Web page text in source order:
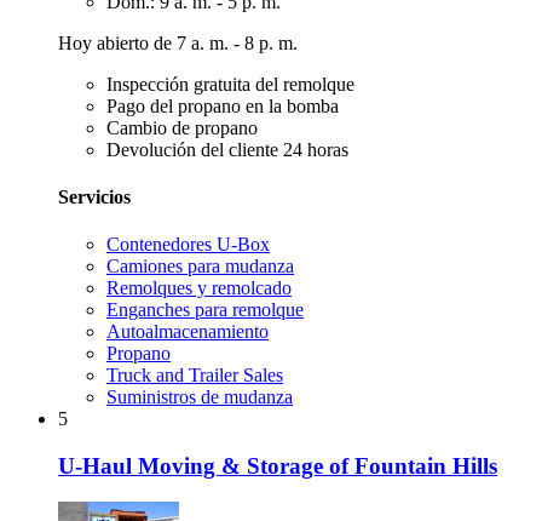
Hoy abierto de 7 a. m. - 8 p. m.
Inspección gratuita del remolque
Pago del propano en la bomba
Cambio de propano
Devolución del cliente 24 horas
Servicios
Contenedores U-Box
Camiones para mudanza
Remolques y remolcado
Enganches para remolque
Autoalmacenamiento
Propano
Truck and Trailer Sales
Suministros de mudanza
5
U-Haul Moving & Storage of Fountain Hills